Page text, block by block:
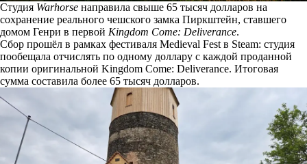
Студия Warhorse направила свыше 65 тысяч долларов на
сохранение реального чешского замка Пиркштейн, ставшего
домом Генри в первой Kingdom Come: Deliverance.
Сбор прошёл в рамках фестиваля Medieval Fest в Steam: студия
пообещала отчислять по одному доллару с каждой проданной
копии оригинальной Kingdom Come: Deliverance. Итоговая
сумма составила более 65 тысяч долларов.